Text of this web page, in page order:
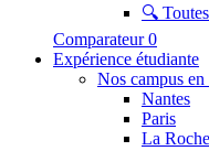
🔍
Comparateur 0
Expérience étudiante
Nos campus
Nantes
Paris
La